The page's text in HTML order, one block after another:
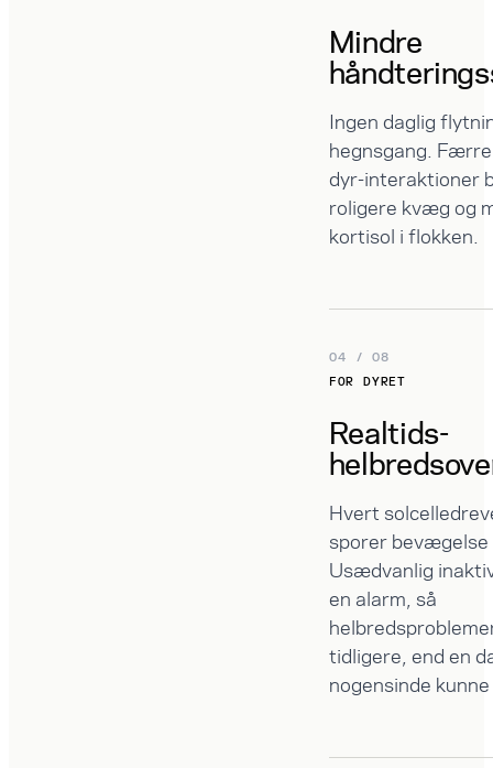
Mindre
Ingen daglig
hegnsgang.
dyr-interaktioner
roligere kvæg og
kortisol i flokken.
04 / 08
FOR DYRET
Realtids-
Hvert
sporer bevægelse
Usædvanlig
en alarm, så
tidligere, end en
nogensinde